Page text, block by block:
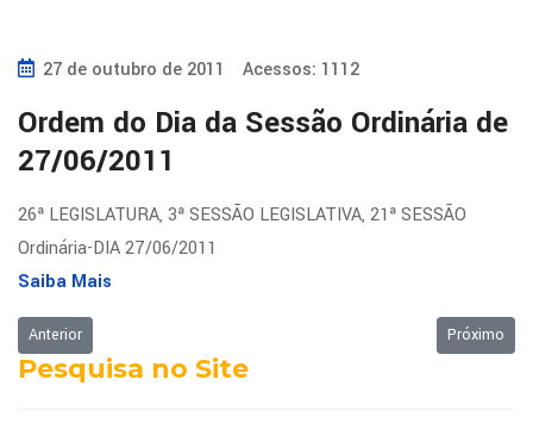
27 de outubro de 2011 Acessos: 1112
Ordem do Dia da Sessão Ordinária de
27/06/2011
26ª LEGISLATURA, 3ª SESSÃO LEGISLATIVA, 21ª SESSÃO
Ordinária-DIA 27/06/2011
Saiba Mais
Artigo anterior: Ordem do Dia da Sessão Ordinária de 01/08/2011
Anterior Próximo
Próximo
Pesquisa no Site